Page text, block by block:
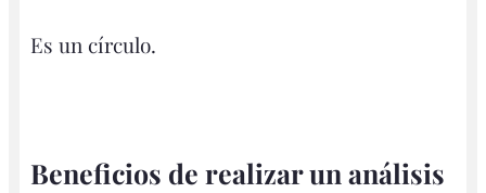
Es un círculo.
Beneficios de realizar un análisis